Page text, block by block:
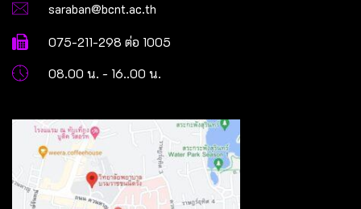
saraban@bcnt.ac.th
075-211-298 ต่อ 1005
08.00 น. - 16..00 น.